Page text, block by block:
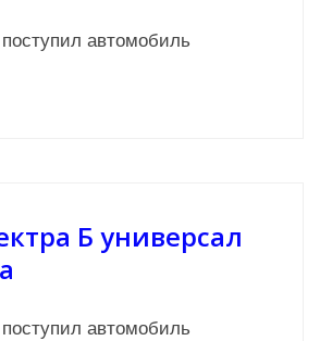
автомобиль
Б универсал
автомобиль